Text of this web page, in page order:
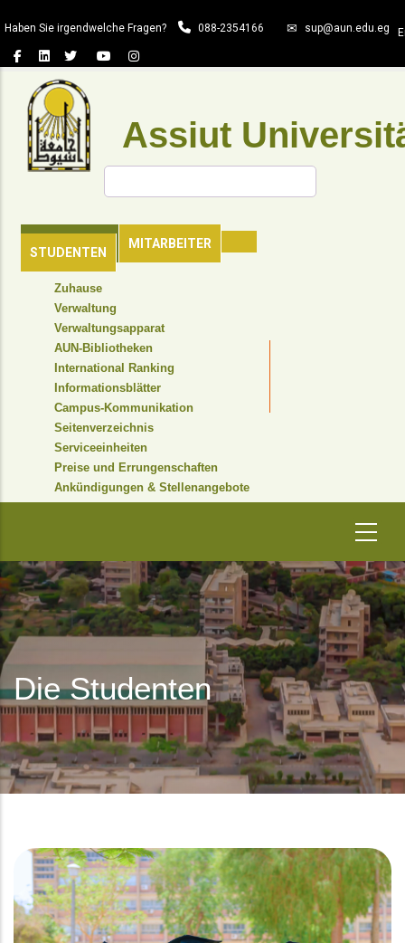
zum
Inhalt
Haben Sie irgendwelche Fragen? 088-2354166 sup@aun.edu.eg
Assiut
MITARBEITER
STUDENTEN
Suche
HEADER
NAVIGATION
Zuhause
Verwaltung
Verwaltungsapparat
AUN-Bibliotheken
International Ranking
Informationsblätter
Campus-Kommunikation
Seitenverzeichnis
Serviceeinheiten
Preise und Errungenschaften
Ankündigungen & Stellenangebote
Die Studenten